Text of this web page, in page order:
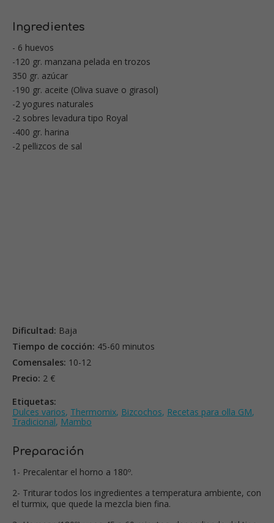
Ingredientes
- 6 huevos
-120 gr. manzana pelada en trozos
350 gr. azúcar
-190 gr. aceite (Oliva suave o girasol)
-2 yogures naturales
-2 sobres levadura tipo Royal
-400 gr. harina
-2 pellizcos de sal
Dificultad: Baja
Tiempo de cocción: 45-60 minutos
Comensales: 10-12
Precio: 2 €
Etiquetas:
Dulces varios, Thermomix, Bizcochos, Recetas para olla GM,
Tradicional, Mambo
Preparación
1- Precalentar el horno a 180º.
2- Triturar todos los ingredientes a temperatura ambiente, con
el turmix, que quede la mezcla bien fina.